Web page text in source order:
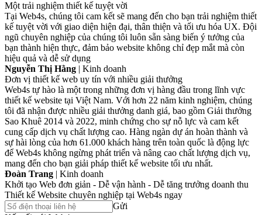
Một trải nghiệm thiết kế tuyệt vời
Tại Web4s, chúng tôi cam kết sẽ mang đến cho bạn trải nghiệm thiết
kế tuyệt vời với giao diện hiện đại, thân thiện và tối ưu hóa UX. Đội
ngũ chuyên nghiệp của chúng tôi luôn sẵn sàng biến ý tưởng của
bạn thành hiện thực, đảm bảo website không chỉ đẹp mắt mà còn
hiệu quả và dễ sử dụng
Nguyễn Thị Hằng | Kinh doanh
Đơn vị thiết kế web uy tín với nhiều giải thưởng
Web4s tự hào là một trong những đơn vị hàng đầu trong lĩnh vực
thiết kế website tại Việt Nam. Với hơn 22 năm kinh nghiệm, chúng
tôi đã nhận được nhiều giải thưởng danh giá, bao gồm Giải thưởng
Sao Khuê 2014 và 2022, minh chứng cho sự nỗ lực và cam kết
cung cấp dịch vụ chất lượng cao. Hàng ngàn dự án hoàn thành và
sự hài lòng của hơn 61.000 khách hàng trên toàn quốc là động lực
để Web4s không ngừng phát triển và nâng cao chất lượng dịch vụ,
mang đến cho bạn giải pháp thiết kế website tối ưu nhất.
Đoàn Trang | Kinh doanh
Khởi tạo Web đơn giản - Dễ vận hành - Dễ tăng trưởng doanh thu
Thiết kế Website chuyên nghiệp tại Web4s ngay
Gửi